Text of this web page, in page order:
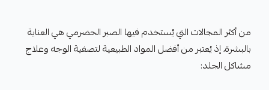
من أكثر المجالات التي يُستخدم فيها الصبر الحضرمي هي العناية
بالبشرة، إذ يُعتبر من أفضل المواد الطبيعية لتصفية الوجه وعلاج
مشاكل الجلد: